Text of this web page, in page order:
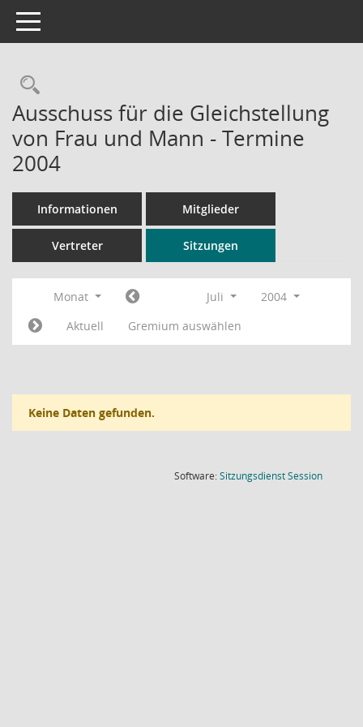
Toggle navigation
Rechercheauswahl
Ausschuss für die Gleichstellung
von Frau und Mann - Termine
2004
Informationen Mitglieder
Vertreter Sitzungen
Monat Juli
2004
Aktuell
Gremium auswählen
Keine Daten gefunden.
Software:SitzungsdienstSession(Wird in